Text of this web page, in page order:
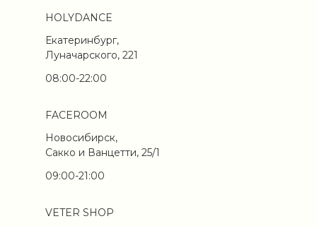
Екатеринбург,
Луначарского, 221
HOLYDANCE
08:00-22:00
FACEROOM
Новосибирск,
Сакко и Ванцетти, 25/1
09:00-21:00
VETER SHOP